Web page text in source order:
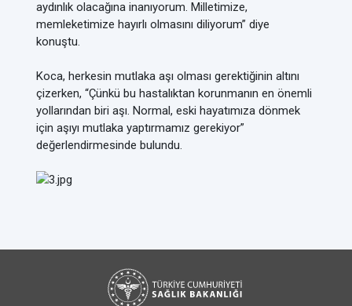
aydınlık olacağına inanıyorum. Milletimize,
memleketimize hayırlı olmasını diliyorum” diye
konuştu.
Koca, herkesin mutlaka aşı olması gerektiğinin altını
çizerken, “Çünkü bu hastalıktan korunmanın en önemli
yollarından biri aşı. Normal, eski hayatımıza dönmek
için aşıyı mutlaka yaptırmamız gerekiyor”
değerlendirmesinde bulundu.